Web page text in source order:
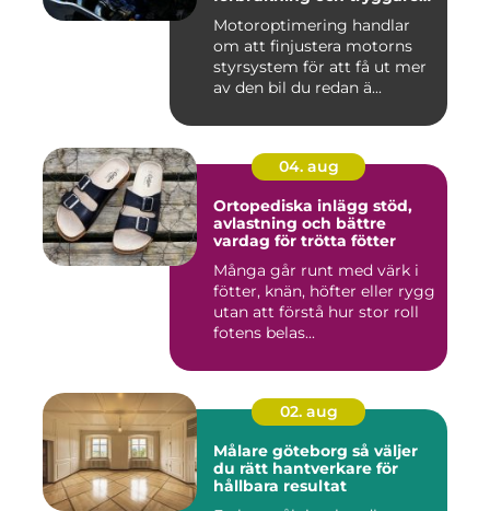
Motoroptimering handlar
om att finjustera motorns
styrsystem för att få ut mer
av den bil du redan ä...
04. aug
Ortopediska inlägg stöd,
avlastning och bättre
vardag för trötta fötter
Många går runt med värk i
fötter, knän, höfter eller rygg
utan att förstå hur stor roll
fotens belas...
02. aug
Målare göteborg så väljer
du rätt hantverkare för
hållbara resultat